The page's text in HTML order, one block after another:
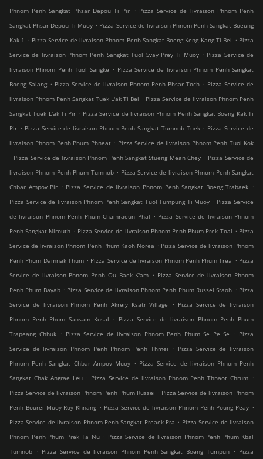
Phnom Penh Sangkat Phsar Depou Ti Pir
. Pizza Service de livraison Phnom Penh
Sangkat Phsar Depou Ti Muoy . Pizza Service de livraison Phnom Penh Sangkat Boeung
Kak 1
. Pizza Service de livraison Phnom Penh Sangkat Boeng Keng Kang Ti Bei . Pizza
Service de livraison Phnom Penh Sangkat Tuol Svay Prey Ti Muoy . Pizza Service de
livraison Phnom Penh Tuol Sangke . Pizza Service de livraison Phnom Penh Sangkat
Boeng Salang . Pizza Service de livraison Phnom Penh Phsar Toch . Pizza Service de
livraison Phnom Penh Sangkat Tuek L'ak Ti Bei . Pizza Service de livraison Phnom Penh
Sangkat Tuek L'ak Ti Pir . Pizza Service de livraison Phnom Penh Sangkat Boeng Kak Ti
Pir . Pizza Service de livraison Phnom Penh Sangkat Tumnob Tuek . Pizza Service de
livraison Phnom Penh Phum Phneat . Pizza Service de livraison Phnom Penh Tuol Kok
. Pizza Service de livraison Phnom Penh Sangkat Stueng Mean Chey . Pizza Service de
livraison Phnom Penh Phum Tumnob . Pizza Service de livraison Phnom Penh Sangkat
Chbar Ampov Pir . Pizza Service de livraison Phnom Penh Sangkat Boeng Trabaek .
Pizza Service de livraison Phnom Penh Sangkat Tuol Tumpung Ti Muoy . Pizza Service
de livraison Phnom Penh Phum Chamraeun Phal . Pizza Service de livraison Phnom
Penh Sangkat Nirouth . Pizza Service de livraison Phnom Penh Phum Prek Toal . Pizza
Service de livraison Phnom Penh Phum Kaoh Norea . Pizza Service de livraison Phnom
Penh Phum Damnak Thum . Pizza Service de livraison Phnom Penh Phum Trea . Pizza
Service de livraison Phnom Penh Ou Baek K'am . Pizza Service de livraison Phnom
Penh Phum Bayab . Pizza Service de livraison Phnom Penh Phum Russei Sraoh . Pizza
Service de livraison Phnom Penh Akreiy Ksatr Village
. Pizza Service de livraison
Phnom Penh Phum Sansam Kosal
. Pizza Service de livraison Phnom Penh Phum
Trapeang Chhuk
. Pizza Service de livraison Phnom Penh Phum Se Pe Se . Pizza
Service de livraison Phnom Penh Phnom Penh Thmei
. Pizza Service de livraison
Phnom Penh Sangkat Chbar Ampov Muoy . Pizza Service de livraison Phnom Penh
Sangkat Chak Angrae Leu . Pizza Service de livraison Phnom Penh Thnaot Chrum .
Pizza Service de livraison Phnom Penh Phum Russei . Pizza Service de livraison Phnom
Penh Bourei Muoy Roy Khnang . Pizza Service de livraison Phnom Penh Poung Peay .
Pizza Service de livraison Phnom Penh Sangkat Preaek Pra . Pizza Service de livraison
Phnom Penh Phum Prek Ta Nu . Pizza Service de livraison Phnom Penh Phum Kbal
Tumnob
. Pizza Service de livraison Phnom Penh Sangkat Boeng Tumpun . Pizza